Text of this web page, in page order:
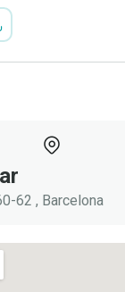
62 , Barcelona